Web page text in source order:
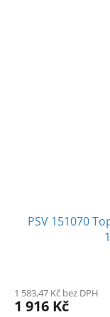
PSV 151070
1 583,47 Kč bez DPH
1 916 Kč